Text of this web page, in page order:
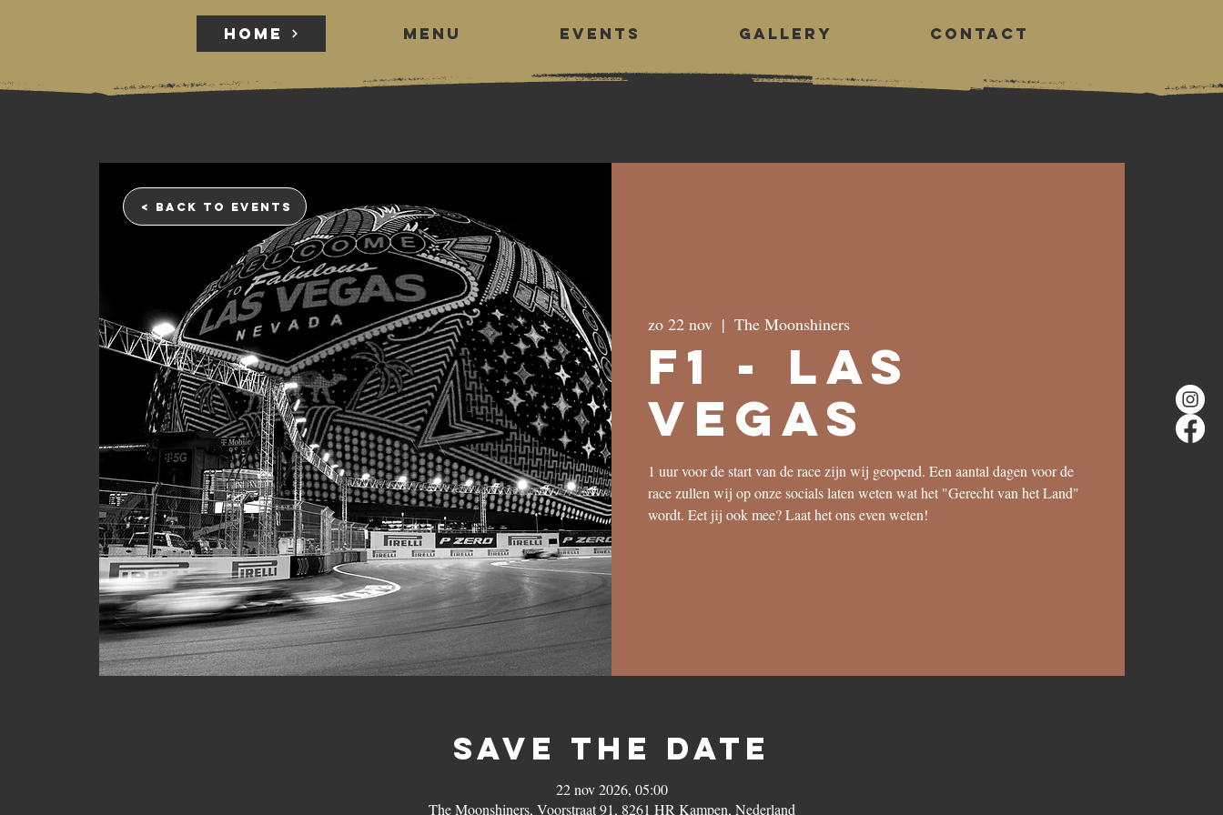
HOME MENU EVENTS GALLERY CONTACT
HOME
zo 22 nov
  |
The Moonshiners
F1 - Las
Vegas
1 uur voor de start van de race zijn wij geopend. Een aantal dagen voor de
race zullen wij op onze socials laten weten wat het "Gerecht van het Land"
wordt. Eet jij ook mee? Laat het ons even weten!
save the date
22 nov 2026, 05:00
The Moonshiners, Voorstraat 91, 8261 HR Kampen, Nederland
< back to events